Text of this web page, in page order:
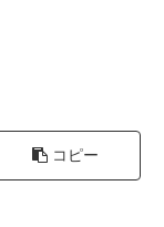
コピー